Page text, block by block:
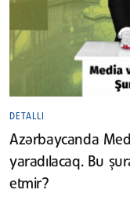
DETALLI
Azərbaycanda
yaradılacaq. Bu
etmir?